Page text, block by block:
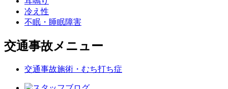
冷え性
不眠・睡眠障害
交通事故メニュー
交通事故施術・むち打ち症